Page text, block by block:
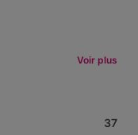
Voir plus
37